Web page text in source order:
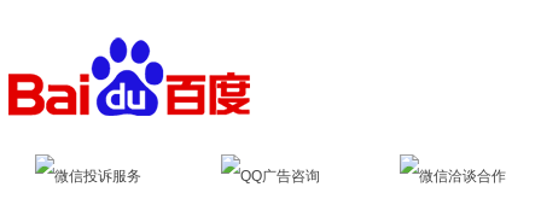
微信投诉服务 QQ广告咨询 微信洽谈合作